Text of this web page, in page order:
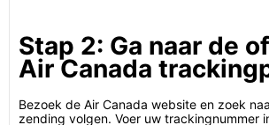
Stap 2: Ga naar de
Air Canada
Bezoek de Air Canada website en zoek
zending volgen. Voer uw trackingnummer